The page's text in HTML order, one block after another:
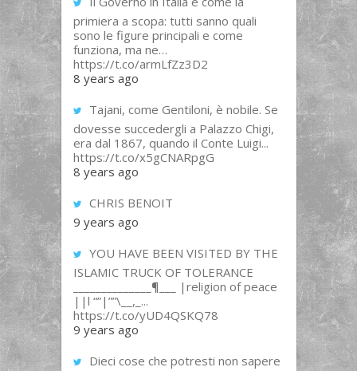
primiera a scopa: tutti sanno quali
sono le figure principali e come
funziona, ma ne…
https://t.co/armLfZz3D2
8 years ago
Tajani, come Gentiloni, è nobile. Se
dovesse succedergli a Palazzo Chigi,
era dal 1867, quando il Conte Luigi...
https://t.co/x5gCNARpgG
8 years ago
CHRIS BENOIT
9 years ago
YOU HAVE BEEN VISITED BY THE
ISLAMIC TRUCK OF TOLERANCE
______________¶___ |religion of peace
||l “”|””\__,_...
https://t.co/yUD4QSKQ78
9 years ago
Dieci cose che potresti non sapere